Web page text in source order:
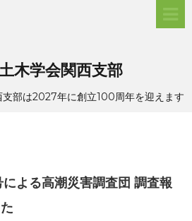
木学会関西支部
部は2027年に創立100周年を迎えます
による高潮災害調査団 調査報